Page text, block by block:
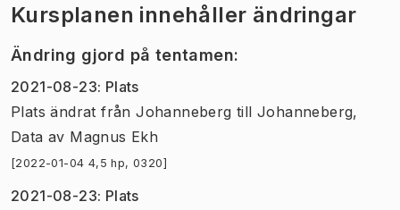
Kursplanen innehåller ändringar
Ändring gjord på tentamen:
2021-08-23: Plats
Plats ändrat från Johanneberg till Johanneberg,
Data av Magnus Ekh
[2022-01-04 4,5 hp, 0320]
2021-08-23: Plats